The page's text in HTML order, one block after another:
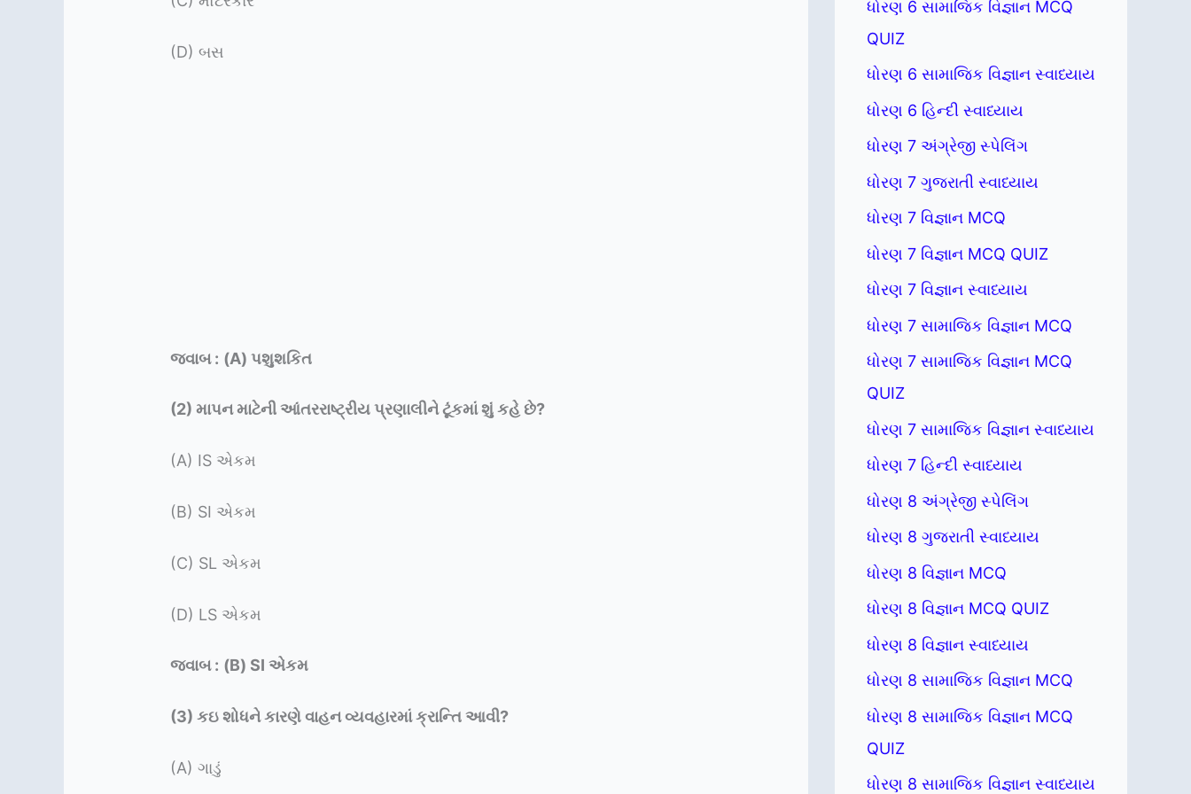
(D) બસ
જવાબ : (A) પશુશકિત
(2)માપન માટેની આંતરરાષ્ટ્રીય પ્રણાલીને ટૂંકમાં શું કહે છે?
(A) IS એકમ
(B) SI એકમ
(C) SL એકમ
(D) LS એકમ
જવાબ : (B) SI એકમ
(3)કઇ શોધને કારણે વાહન વ્યવહારમાં ક્રાન્તિ આવી?
(A) ગાડું
ધોરણ 6 સામાજિક વિજ્ઞાન MCQ
QUIZ
ધોરણ 6 સામાજિક વિજ્ઞાન સ્વાધ્યાય
ધોરણ 6 હિન્દી સ્વાધ્યાય
ધોરણ 7 અંગ્રેજી સ્પેલિંગ
ધોરણ 7 ગુજરાતી સ્વાધ્યાય
ધોરણ 7 વિજ્ઞાન MCQ
ધોરણ 7 વિજ્ઞાન MCQ QUIZ
ધોરણ 7 વિજ્ઞાન સ્વાધ્યાય
ધોરણ 7 સામાજિક વિજ્ઞાન MCQ
ધોરણ 7 સામાજિક વિજ્ઞાન MCQ
QUIZ
ધોરણ 7 સામાજિક વિજ્ઞાન સ્વાધ્યાય
ધોરણ 7 હિન્દી સ્વાધ્યાય
ધોરણ 8 અંગ્રેજી સ્પેલિંગ
ધોરણ 8 ગુજરાતી સ્વાધ્યાય
ધોરણ 8 વિજ્ઞાન MCQ
ધોરણ 8 વિજ્ઞાન MCQ QUIZ
ધોરણ 8 વિજ્ઞાન સ્વાધ્યાય
ધોરણ 8 સામાજિક વિજ્ઞાન MCQ
ધોરણ 8 સામાજિક વિજ્ઞાન MCQ
QUIZ
ધોરણ 8 સામાજિક વિજ્ઞાન સ્વાધ્યાય